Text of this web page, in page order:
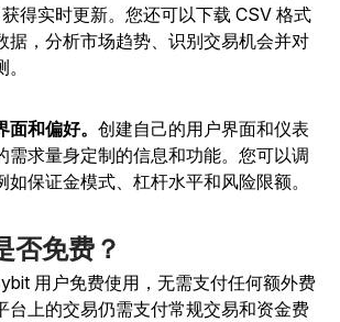
得实时更新。您还可以下载 CSV 格式
据，分析市场趋势、识别交易机会并对
和偏好。 创建自己的用户界面和仪表
需求量身定制的信息和功能。您可以调
保证金模式、杠杆水平和风险限额。
否免费？
用户免费使用，无需支付任何额外费
台上的交易仍需支付常规交易和资金费